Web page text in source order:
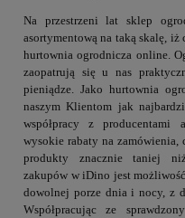
Na przestrzeni lat sklep
asortymentową na taką skalę, iż
hurtownia ogrodnicza online.
zaopatrują się u nas
pieniądze. Jako hurtownia
naszym Klientom jak
współpracy z producentami
wysokie rabaty na zamówienia,
produkty znacznie taniej
zakupów w iDino jest
dowolnej porze dnia i nocy, z
Współpracując ze